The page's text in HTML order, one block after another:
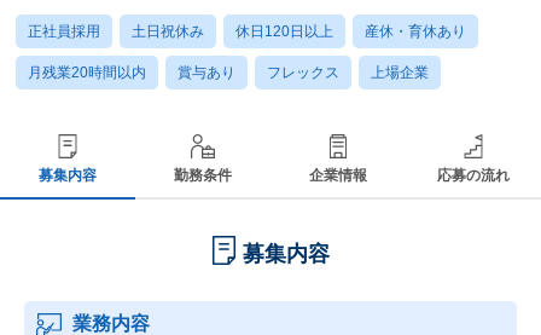
正社員採用 土日祝休み 休日120日以上 産休・育休あり
月残業20時間以内 賞与あり フレックス 上場企業
募集内容 勤務条件 企業情報 応募の流れ
募集内容
業務内容